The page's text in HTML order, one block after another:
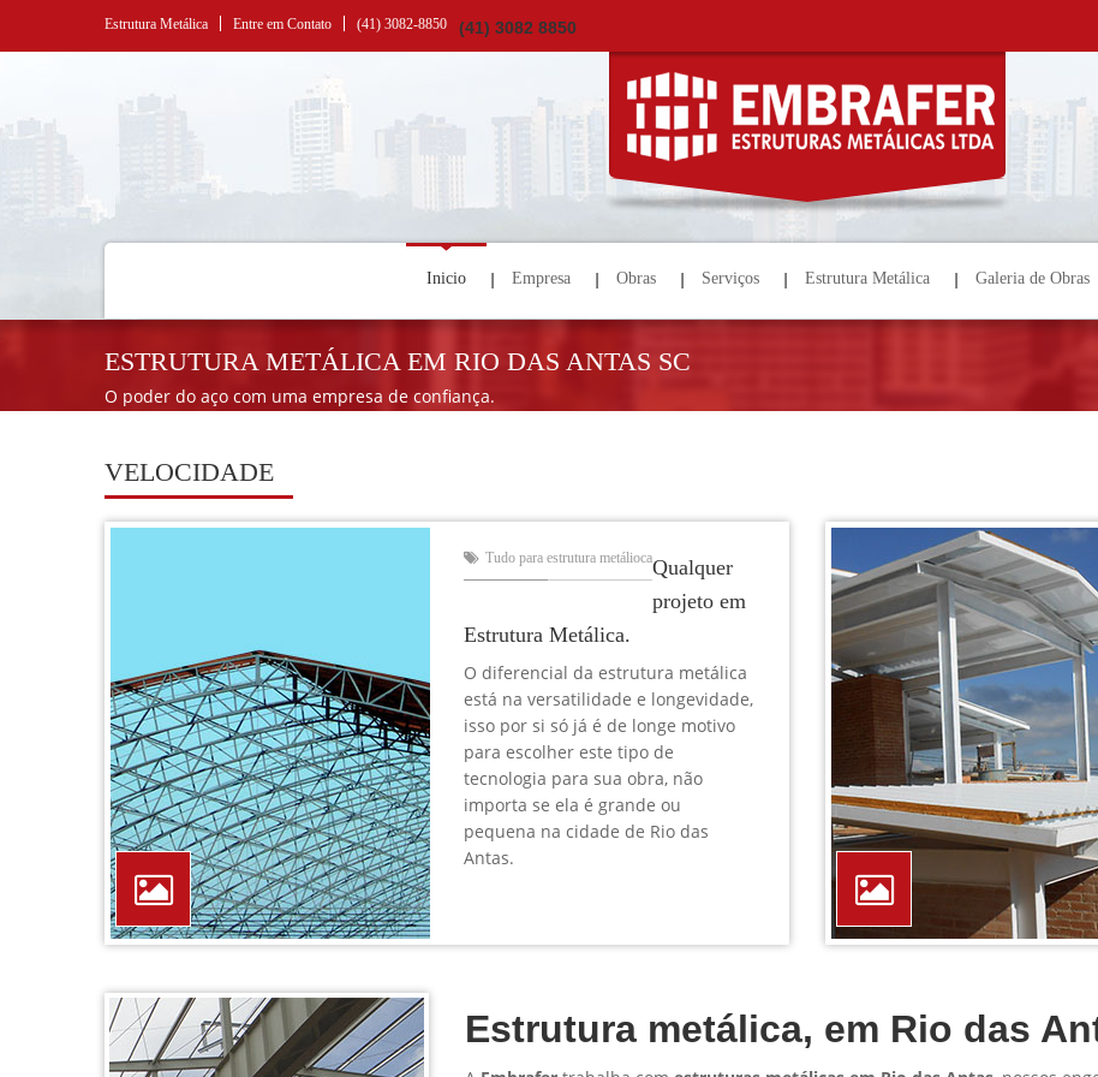
×
ORÇAMENTO
TELEFONE *
CIDADE *
MENSAGEM *
Solicitar Orçamento